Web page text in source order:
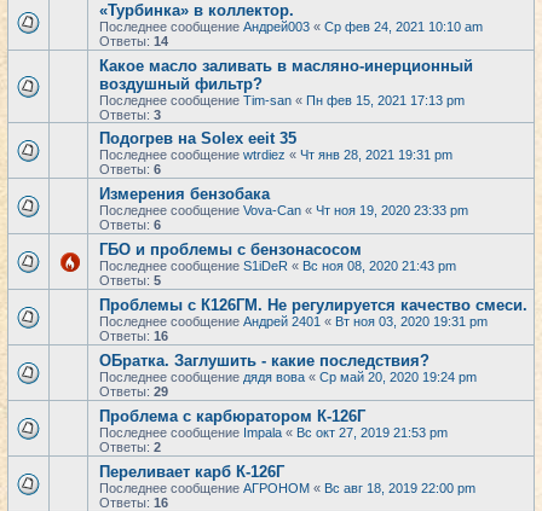
«Турбинка» в коллектор.
Последнее сообщение Андрей003 « Ср фев 24, 2021 10:10 am
Ответы: 14
Какое масло заливать в масляно-инерционный
воздушный фильтр?
Последнее сообщение Tim-san « Пн фев 15, 2021 17:13 pm
Ответы: 3
Подогрев на Solex eeit 35
Последнее сообщение wtrdiez « Чт янв 28, 2021 19:31 pm
Ответы: 6
Измерения бензобака
Последнее сообщение Vova-Can « Чт ноя 19, 2020 23:33 pm
Ответы: 6
ГБО и проблемы с бензонасосом
Последнее сообщение S1iDeR « Вс ноя 08, 2020 21:43 pm
Ответы: 5
Проблемы с К126ГМ. Не регулируется качество смеси.
Последнее сообщение Андрей 2401 « Вт ноя 03, 2020 19:31 pm
Ответы: 16
ОБратка. Заглушить - какие последствия?
Последнее сообщение дядя вова « Ср май 20, 2020 19:24 pm
Ответы: 29
Проблема с карбюратором К-126Г
Последнее сообщение Impala « Вс окт 27, 2019 21:53 pm
Ответы: 2
Переливает карб К-126Г
Последнее сообщение АГРОНОМ « Вс авг 18, 2019 22:00 pm
Ответы: 16